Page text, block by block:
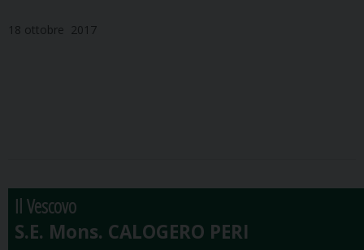
18 ottobre 2017
Il Vescovo